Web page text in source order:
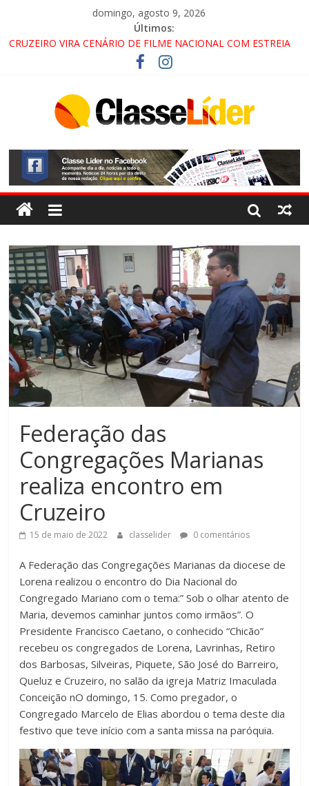
domingo, agosto 9, 2026
Últimos:
CRUZEIRO VIRA CENÁRIO DE FILME NACIONAL COM ESTREIA
PROMOTOR DO GAECO
ACESSO À APARECIDA NA DUTRA SERÁ BLOQUEADO NO FIM
ALTERNATIVAS
LORENA, PINDAMONHANGABA E QUELUZ NA RETA FINAL
PELA FÁBRICA DA COCA-COLA!
Federação das
Congregações Marianas
realiza encontro em
Cruzeiro
15 de maio de 2022 classelider 0 comentários
A Federação das Congregações Marianas da diocese de
Lorena realizou o encontro do Dia Nacional do
Congregado Mariano com o tema:” Sob o olhar atento de
Maria, devemos caminhar juntos como irmãos”. O
Presidente Francisco Caetano, o conhecido “Chicão”
recebeu os congregados de Lorena, Lavrinhas, Retiro
dos Barbosas, Silveiras, Piquete, São José do Barreiro,
Queluz e Cruzeiro, no salão da igreja Matriz Imaculada
Conceição nO domingo, 15. Como pregador, o
Congregado Marcelo de Elias abordou o tema deste dia
festivo que teve início com a santa missa na paróquia.